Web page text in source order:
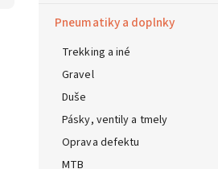
Pneumatiky a doplnky
Trekking a iné
Gravel
Duše
Pásky, ventily a tmely
Oprava defektu
MTB